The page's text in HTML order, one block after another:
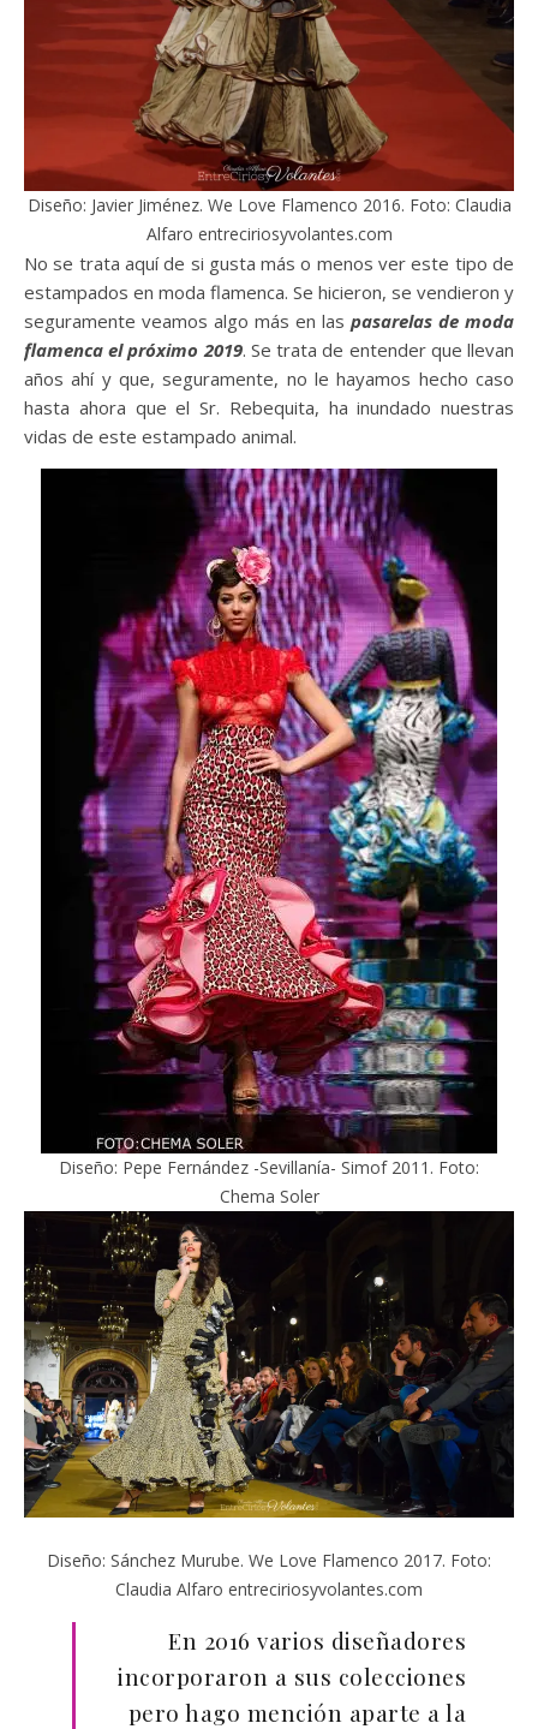
Diseño: Javier Jiménez. We Love Flamenco 2016. Foto: Claudia
Alfaro entreciriosyvolantes.com
No se trata aquí de si gusta más o menos ver este tipo de
estampados en moda flamenca. Se hicieron, se vendieron y
seguramente veamos algo más en las pasarelas de moda
flamenca el próximo 2019. Se trata de entender que llevan
años ahí y que, seguramente, no le hayamos hecho caso
hasta ahora que el Sr. Rebequita, ha inundado nuestras
vidas de este estampado animal.
Diseño: Pepe Fernández -Sevillanía- Simof 2011. Foto:
Chema Soler
Diseño: Sánchez Murube. We Love Flamenco 2017. Foto:
Claudia Alfaro entreciriosyvolantes.com
En 2016 varios diseñadores
incorporaron a sus colecciones
pero hago mención aparte a la